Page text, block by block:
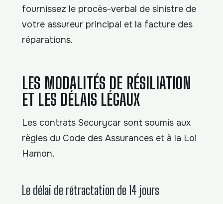
fournissez le procès-verbal de sinistre de
votre assureur principal et la facture des
réparations.
LES MODALITÉS DE RÉSILIATION
ET LES DÉLAIS LÉGAUX
Les contrats Securycar sont soumis aux
règles du Code des Assurances et à la Loi
Hamon.
Le délai de rétractation de 14 jours